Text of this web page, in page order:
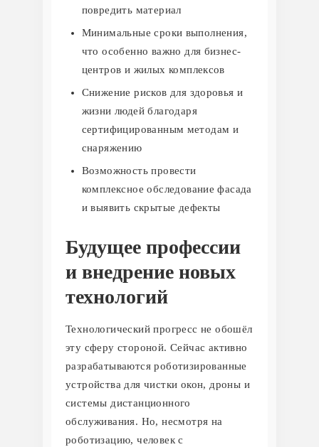
повредить материал
Минимальные сроки выполнения,
что особенно важно для бизнес-
центров и жилых комплексов
Снижение рисков для здоровья и
жизни людей благодаря
сертифицированным методам и
снаряжению
Возможность провести
комплексное обследование фасада
и выявить скрытые дефекты
Будущее профессии
и внедрение новых
технологий
Технологический прогресс не обошёл
эту сферу стороной. Сейчас активно
разрабатываются роботизированные
устройства для чистки окон, дроны и
системы дистанционного
обслуживания. Но, несмотря на
роботизацию, человек с